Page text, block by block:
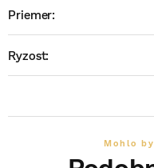
Priemer:
Ryzost: